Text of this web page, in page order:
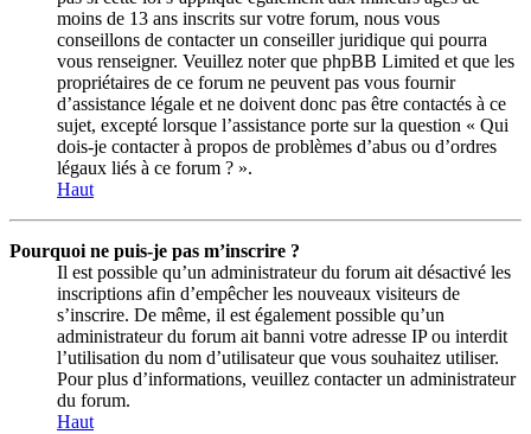
moins de 13 ans inscrits sur votre forum, nous vous
conseillons de contacter un conseiller juridique qui pourra
vous renseigner. Veuillez noter que phpBB Limited et que les
propriétaires de ce forum ne peuvent pas vous fournir
d’assistance légale et ne doivent donc pas être contactés à ce
sujet, excepté lorsque l’assistance porte sur la question « Qui
dois-je contacter à propos de problèmes d’abus ou d’ordres
légaux liés à ce forum ? ».
Haut
Pourquoi ne puis-je pas m’inscrire ?
Il est possible qu’un administrateur du forum ait désactivé les
inscriptions afin d’empêcher les nouveaux visiteurs de
s’inscrire. De même, il est également possible qu’un
administrateur du forum ait banni votre adresse IP ou interdit
l’utilisation du nom d’utilisateur que vous souhaitez utiliser.
Pour plus d’informations, veuillez contacter un administrateur
du forum.
Haut